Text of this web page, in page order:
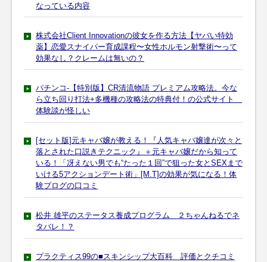
なっている内容
株式会社Client Innovationの彼女を作る方法【ヤバい特効
薬】恋愛スナイパー育成課程〜女性ホルモン射撃術〜って
効果なし？クレームは無いの？
パチンコ-【特別版】CR清流物語 プレミアム攻略法。今な
ら立ち回り打法+多機種の攻略法の特典付！の公式サイト
体験談が怪しい
[セット版]元キャバ嬢が教える！『人気キャバ嬢達が次々と
落とされた口説きテクニック』＋元キャバ嬢だから知って
いる！「冴えない男でも“たった１回”で狙った女とSEXまで
いける5アクションデート術」[M.T]の効果が気になる！体
験ブログの口コミ
松井 雄平のステータス養成プログラム ２ちゃんねるでネ
タバレ！？
プラクティス99の■スキンシップ大百科 評価とクチコミ